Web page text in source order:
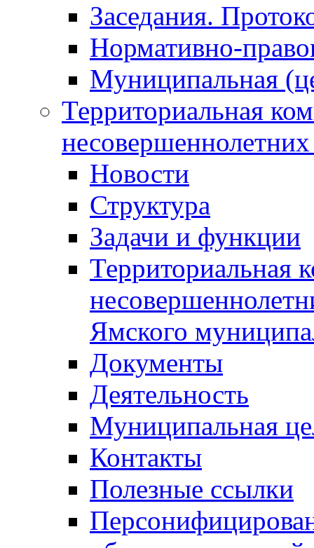
Заседания.
Нормативно-
Муниципальная
Территориальная
Новости
Структура
Задачи и функции
Территориальная
Ямского
Документы
Деятельность
Муниципальная
Контакты
Полезные ссылки